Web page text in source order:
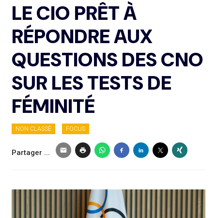
LE CIO PRÊT À
RÉPONDRE AUX
QUESTIONS DES CNO
SUR LES TESTS DE
FÉMINITÉ
NON CLASSÉ FOCUS
Partager ...